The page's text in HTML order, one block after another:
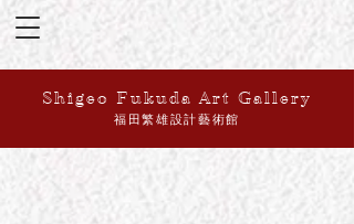
Shigeo Fukuda Art Gallery
​福田繁雄設計藝術館